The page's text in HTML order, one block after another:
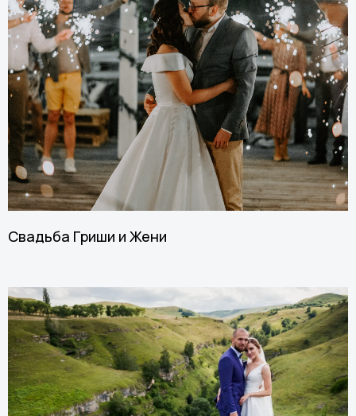
Свадьба Гриши и Жени